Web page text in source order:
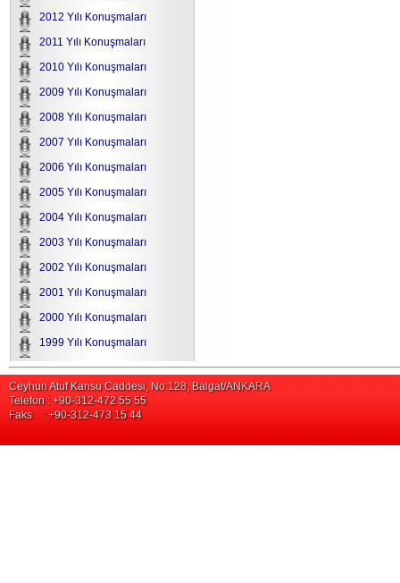
2012 Yılı Konuşmaları
2011 Yılı Konuşmaları
2010 Yılı Konuşmaları
2009 Yılı Konuşmaları
2008 Yılı Konuşmaları
2007 Yılı Konuşmaları
2006 Yılı Konuşmaları
2005 Yılı Konuşmaları
2004 Yılı Konuşmaları
2003 Yılı Konuşmaları
2002 Yılı Konuşmaları
2001 Yılı Konuşmaları
2000 Yılı Konuşmaları
1999 Yılı Konuşmaları
Ceyhun Atuf Kansu Caddesi, No:128, Balgat/ANKARA
Telefon : +90-312-472 55 55
Faks : +90-312-473 15 44